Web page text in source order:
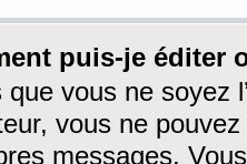
puis-je éditer
que vous ne soyez
vous ne
messages.